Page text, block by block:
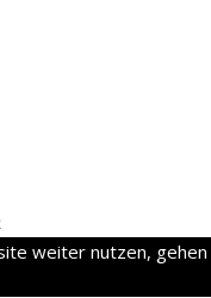
weiter nutzen,